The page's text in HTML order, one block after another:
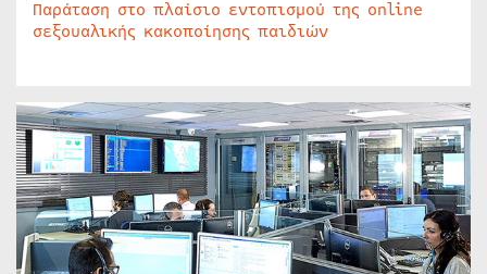
Παράταση στο πλαίσιο εντοπισμού της online
σεξουαλικής κακοποίησης παιδιών